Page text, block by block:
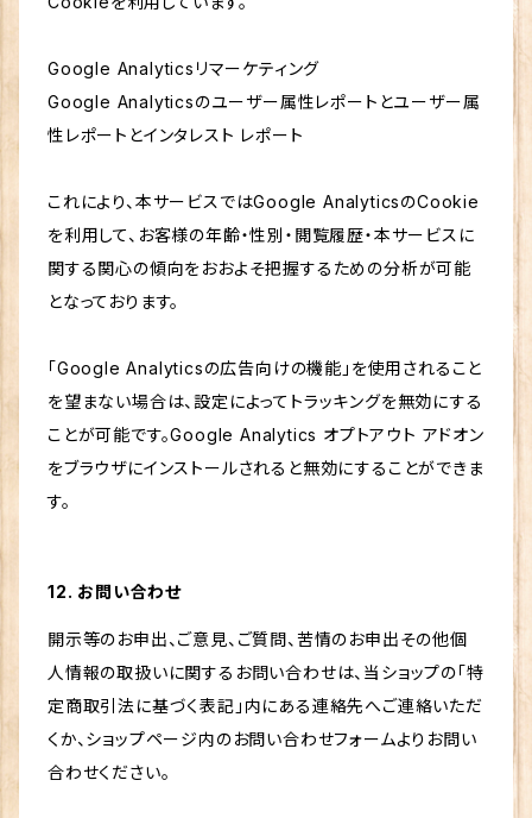
Google Analyticsリマーケティング
Google Analyticsのユーザー属性レポートとユーザー属
性レポートとインタレスト レポート
これにより、本サービスではGoogle AnalyticsのCookie
を利用して、お客様の年齢・性別・閲覧履歴・本サービスに
関する関心の傾向をおおよそ把握するための分析が可能
となっております。
「Google Analyticsの広告向けの機能」を使用されること
を望まない場合は、設定によってトラッキングを無効にする
ことが可能です。Google Analytics オプトアウト アドオン
をブラウザにインストールされると無効にすることができま
す。
12. お問い合わせ
開示等のお申出、ご意見、ご質問、苦情のお申出その他個
人情報の取扱いに関するお問い合わせは、当ショップの「特
定商取引法に基づく表記」内にある連絡先へご連絡いただ
くか、ショップページ内のお問い合わせフォームよりお問い
合わせください。